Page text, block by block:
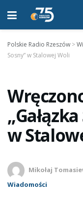
Polskie Radio Rzeszów >
Sosny” w Stalowej Woli
w
Mikołaj
Wiadomości